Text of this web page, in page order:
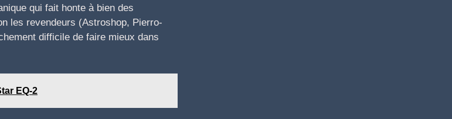
qui fait honte à bien des
les revendeurs (Astroshop, Pierro-
difficile de faire mieux dans
EQ-2